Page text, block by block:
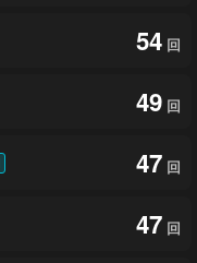
54 回
49 回
47 回
47 回